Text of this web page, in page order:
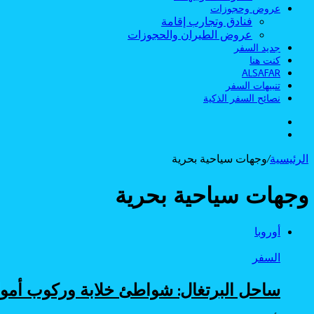
عروض وحجوزات
فنادق وتجارب إقامة
عروض الطيران والحجوزات
جديد السفر
كنت هنا
ALSAFAR
تنبيهات السفر
نصائح السفر الذكية
الرئيسية/وجهات سياحية بحرية
وجهات سياحية بحرية
أوروبا
السفر
ساحل البرتغال: شواطئ خلابة وركوب